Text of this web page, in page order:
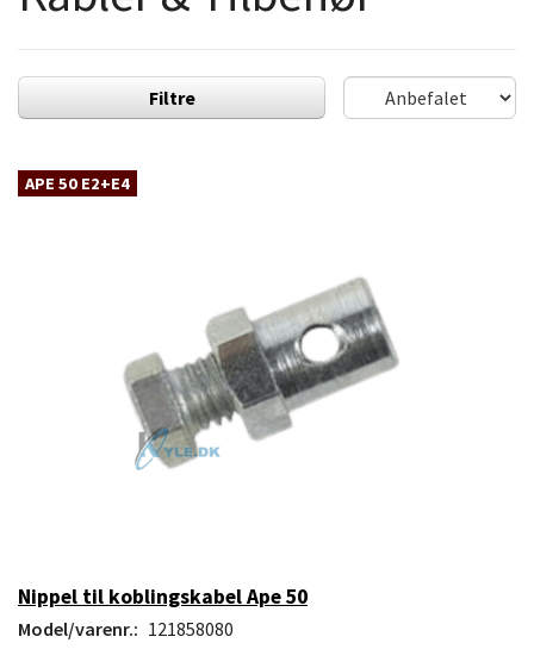
Filtre
APE 50 E2+E4
Nippel til koblingskabel Ape 50
Model/varenr.: 121858080